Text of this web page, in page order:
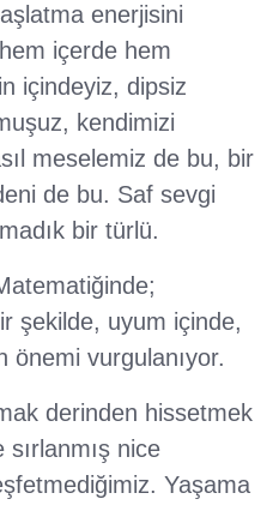
enerjisini
içerde hem
içindeyiz, dipsiz
kendimizi
meselemiz de bu, bir
de bu. Saf sevgi
bir türlü.
şekilde, uyum içinde,
önemi vurgulanıyor.
derinden hissetmek
nice
Yaşama